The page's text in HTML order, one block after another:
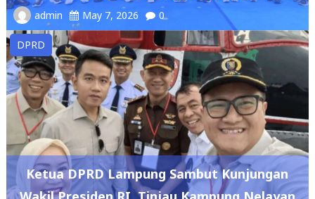
admin May 7, 2026 0
DPRD
Ketua DPRD Lampung Sambut Kunjungan
Wakil Presiden RI, Tinjau Kampung Nelayan